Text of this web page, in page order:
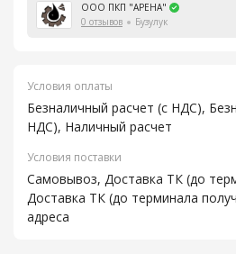
ООО ПКП "АРЕНА"
0 отзывов
Бузулук
Условия оплаты
Безналичный расчет (с НДС),
НДС), Наличный расчет
Условия поставки
Самовывоз, Доставка ТК (до
Доставка ТК (до терминала
адреса